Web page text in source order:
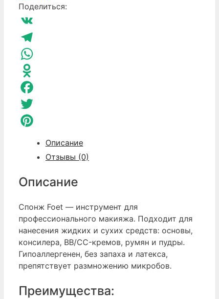
спонж
для
черный
Поделиться:
VK
Telegram
WhatsApp
Odnoklassniki
Facebook
Twitter
Описание
Отзывы (0)
Описание
Спонж Foet — инструмент для
профессионального макияжа. Подходит для
нанесения жидких и сухих средств: основы,
консилера, BB/CC-кремов, румян и пудры.
Гипоаллергенен, без запаха и латекса,
препятствует размножению микробов.
Преимущества: